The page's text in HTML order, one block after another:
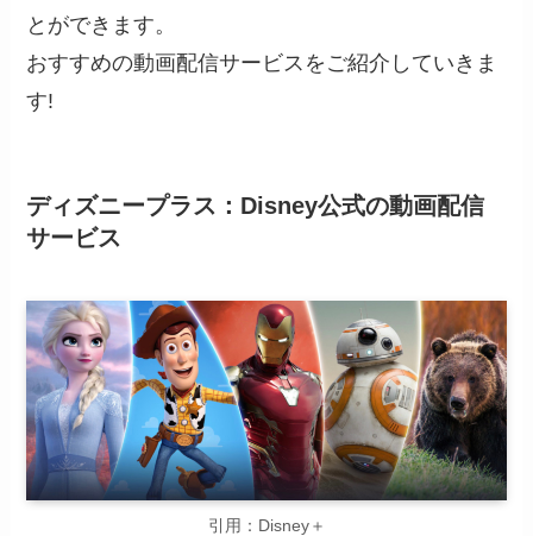
とができます。
おすすめの動画配信サービスをご紹介していきま
す!
ディズニープラス：Disney公式の動画配信
サービス
引用：Disney＋